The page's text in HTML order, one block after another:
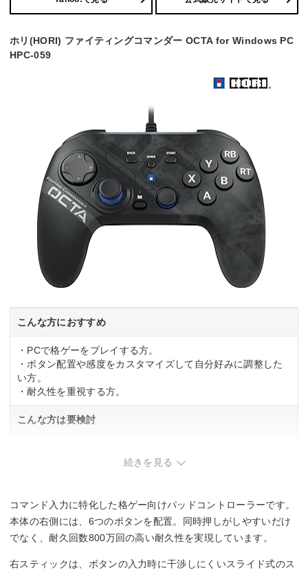
ホリ(HORI) ファイティングコマンダー OCTA for Windows PC
HPC-059
こんな方におすすめ
・PCで格ゲーをプレイする方。
・ボタン配置や感度をカスタマイズして自分好みに調整した
い方。
・耐久性を重視する方。
こんな方は要検討
・スティック操作を多用する方。
続きを見る
コマンド入力に特化した格ゲー向けパッドコントローラーです。
本体の右側には、6つのボタンを配置。同時押しがしやすいだけ
でなく、耐久回数800万回の高い耐久性を実現しています。
右スティックは、ボタンの入力時に干渉しにくいスライド式のス